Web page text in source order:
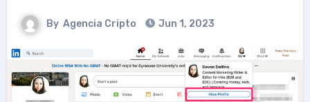
By Agencia Cripto Jun 1, 2023